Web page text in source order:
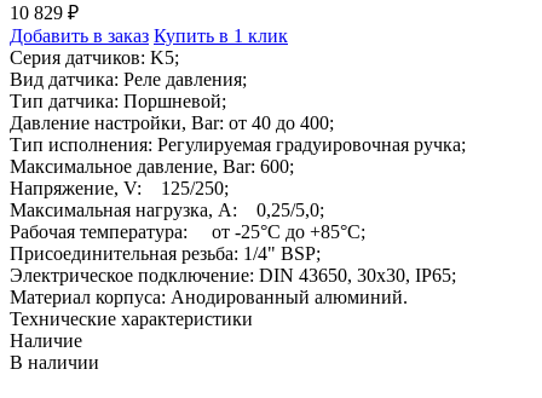
10 829 ₽
Добавить в заказ Купить в 1 клик
Серия датчиков: K5;
Вид датчика: Реле давления;
Тип датчика: Поршневой;
Давление настройки, Bar: от 40 до 400;
Тип исполнения: Регулируемая градуировочная ручка;
Максимальное давление, Bar: 600;
Напряжение, V: 125/250;
Максимальная нагрузка, A: 0,25/5,0;
Рабочая температура: от -25°C до +85°C;
Присоединительная резьба: 1/4" BSP;
Электрическое подключение: DIN 43650, 30x30, IP65;
Материал корпуса: Анодированный алюминий.
Технические характеристики
Наличие
В наличии